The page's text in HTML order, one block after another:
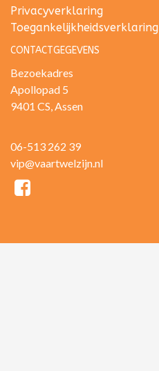
Privacyverklaring
Toegankelijkheidsverklaring
CONTACTGEGEVENS
Bezoekadres
Apollopad 5
9401 CS, Assen
06-513 262 39
vip@vaartwelzijn.nl